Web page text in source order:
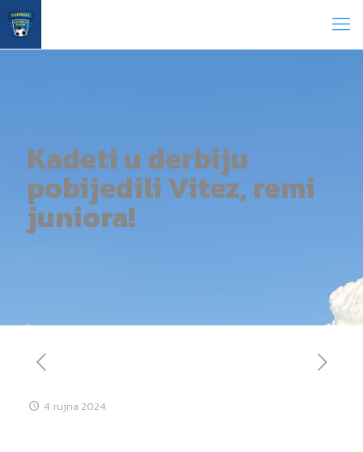
Kadeti u derbiju
pobijedili Vitez, remi
juniora!
4. rujna 2024.